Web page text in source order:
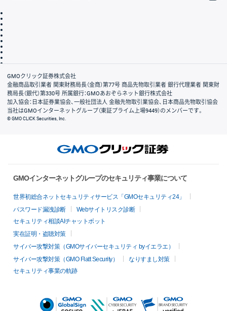
会社案内
GMOクリック証券株式会社
金融商品取引業者 関東財務局長（金商）第77号 商品先物取引業者 銀行代理業者 関東財
務局長（銀代）第330号 所属銀行：GMOあおぞらネット銀行株式会社
加入協会：日本証券業協会、一般社団法人 金融先物取引業協会、日本商品先物取引協会
当社はGMOインターネットグループ（東証プライム上場9449）のメンバーです。
© GMO CLICK Securities, Inc.
GMOインターネットグループのセキュリティ事業について
世界初総合ネットセキュリティサービス「GMOセキュリティ24」
パスワード漏洩診断
Webサイトリスク診断
セキュリティ相談AIチャットボット
実在証明・盗聴対策
サイバー攻撃対策（GMOサイバーセキュリティ byイエラエ）
サイバー攻撃対策（GMO Flatt Security）
なりすまし対策
セキュリティ事業の軌跡